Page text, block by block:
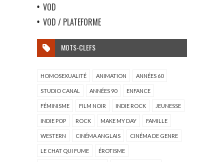
VOD
VOD / PLATEFORME
MOTS-CLEFS
HOMOSEXUALITÉ ANIMATION ANNÉES 60
STUDIO CANAL ANNÉES 90 ENFANCE
FÉMINISME FILM NOIR INDIE ROCK JEUNESSE
INDIE POP ROCK MAKE MY DAY FAMILLE
WESTERN CINÉMA ANGLAIS CINÉMA DE GENRE
LE CHAT QUI FUME ÉROTISME